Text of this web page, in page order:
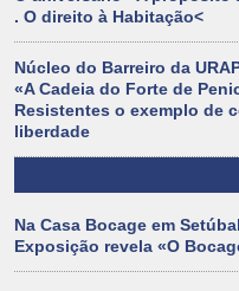
. O direito à Habitação<
Núcleo do Barreiro da
«A Cadeia do Forte de
Resistentes o exemplo de
liberdade
Na Casa Bocage em Setúbal
Exposição revela «O